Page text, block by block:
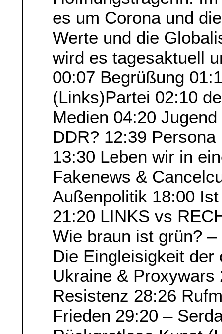
es um Corona und
Werte und die
wird es tagesaktuell
00:07 Begrüßung
(Links)Partei 02:10
Medien 04:20
DDR? 12:39
13:30 Leben wir in
Fakenews &
Außenpolitik 18:00
21:20 LINKS vs
Wie braun ist grün?
Die Eingleisigkeit der
Ukraine & Proxywars
Resistenz 28:26
Frieden 29:20 –